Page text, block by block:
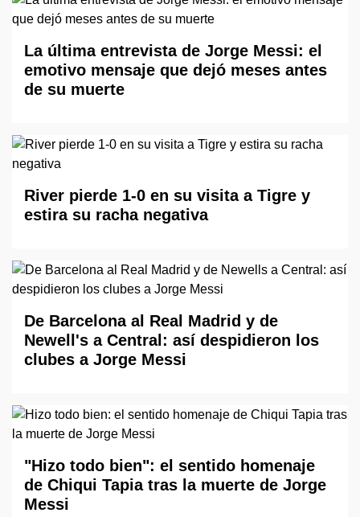
La última entrevista de Jorge Messi: el
emotivo mensaje que dejó meses antes
de su muerte
River pierde 1-0 en su visita a Tigre y
estira su racha negativa
De Barcelona al Real Madrid y de
Newell's a Central: así despidieron los
clubes a Jorge Messi
"Hizo todo bien": el sentido homenaje
de Chiqui Tapia tras la muerte de Jorge
Messi